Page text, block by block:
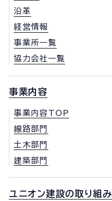
沿革
経営情報
事業所一覧
協力会社一覧
事業内容
事業内容TOP
線路部門
土木部門
建築部門
ユニオン建設の取り組み